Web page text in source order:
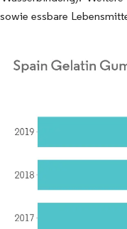
essbare